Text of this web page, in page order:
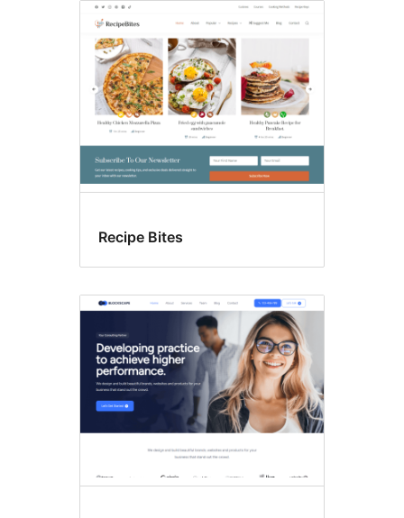
Preparado
para
traducción
Recipe Bites